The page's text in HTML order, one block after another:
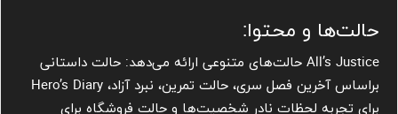
حالت‌ها و محتوا:
All’s Justice حالت‌های متنوعی ارائه می‌دهد: حالت داستانی
براساس آخرین فصل سری، حالت تمرین، نبرد آزاد، Hero’s Diary
برای تجربه لحظات نادر شخصیت‌ها و حالت فروشگاه برای